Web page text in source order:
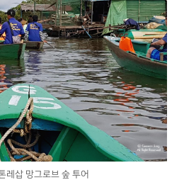
레삽 망그로브 숲 투어